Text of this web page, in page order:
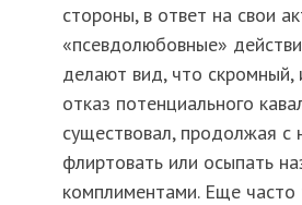
стороны, в ответ на свои
«псевдолюбовные»
делают вид, что скромный,
отказ потенциального
существовал, продолжая с
флиртовать или осыпать
комплиментами. Еще